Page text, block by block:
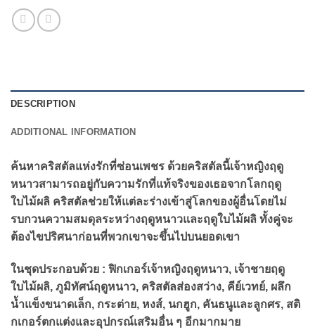
DESCRIPTION
ADDITIONAL INFORMATION
ค้นหาคริสตัลแห่งรักที่ซ่อนเพชร ด้วยคริสตัลนี้เจ้าหญิงฤดู
หนาวสามารถอยู่กับความรักที่แท้จริงของเธอจากโลกฤดู
ใบไม้ผลิ คริสตัลช่วยให้แต่ละร่างเข้าสู่โลกของผู้อื่นโดยไม่
รบกวนความสมดุลระหว่างฤดูหนาวและฤดูใบไม้ผลิ ทั้งคู่จะ
ต้องไขปริศนาก่อนที่พวกเขาจะขึ้นไปบนยอดเขา
ในชุดประกอบด้วย : ฟิกเกอร์เจ้าหญิงฤดูหนาว, เจ้าชายฤดู
ใบไม้ผลิ, ภูมิทัศน์ฤดูหนาว, คริสตัลส่องสว่าง, คีย์เวทย์, ผลึก
น้ำแข็งขนาดเล็ก, กระต่าย, หงส์, นกฮูก, คันธนูและลูกศร, สติ
กเกอร์ตกแต่งและอุปกรณ์เสริมอื่น ๆ อีกมากมาย